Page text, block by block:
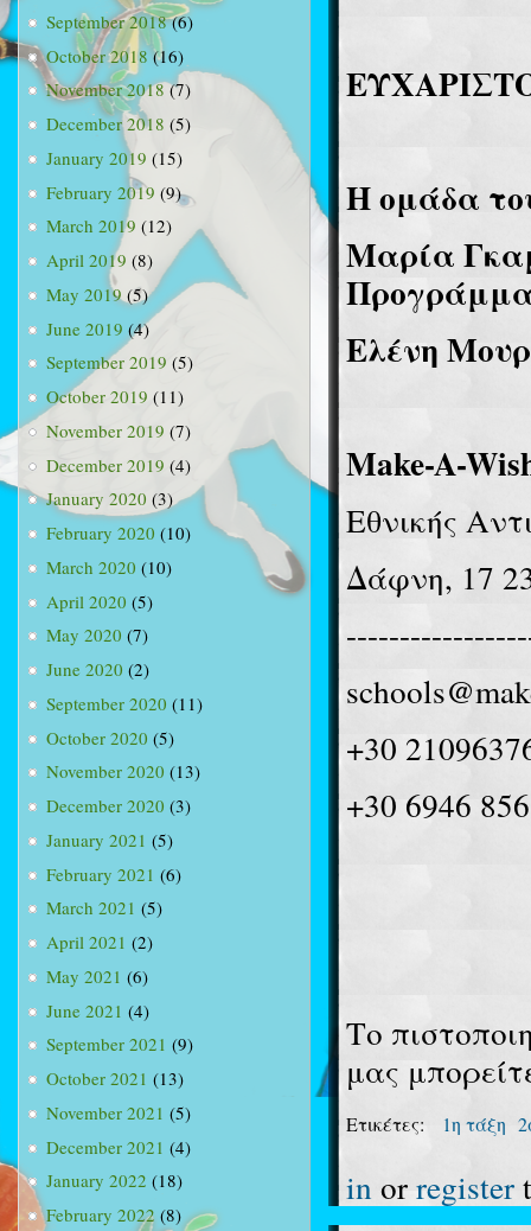
September 2018(6)
October 2018(16)
November 2018(7)
December 2018 (5)
January 2019 (15)
February 2019 (9)
March 2019 (12)
April 2019 (8)
May 2019(5)
June 2019 (4)
September 2019 (5)
October 2019 (11)
November 2019 (7)
December 2019 (4)
January 2020 (3)
February 2020 (10)
March 2020 (10)
April 2020 (5)
May 2020 (7)
June 2020 (2)
September 2020 (11)
October 2020 (5)
November 2020 (13)
December 2020 (3)
January 2021 (5)
February 2021 (6)
March 2021 (5)
April 2021 (2)
May 2021 (6)
June 2021 (4)
September 2021 (9)
October 2021 (13)
November 2021 (5)
December 2021 (4)
January 2022 (18)
February 2022 (8)
Η ομάδα
Μαρία
Ελένη
Make-A-
Εθνικής
Δάφνη, 17
+30
+30 6946
Το
μας
Ετικέτες: 1η τάξη
in orregister